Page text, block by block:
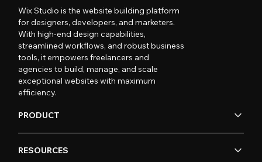
Wix Studio is the website building platform
for designers, developers, and marketers.
With high-end design capabilities,
streamlined workflows, and robust business
tools, it empowers freelancers and
agencies to build, manage, and scale
exceptional websites with maximum
efficiency.
PRODUCT
RESOURCES